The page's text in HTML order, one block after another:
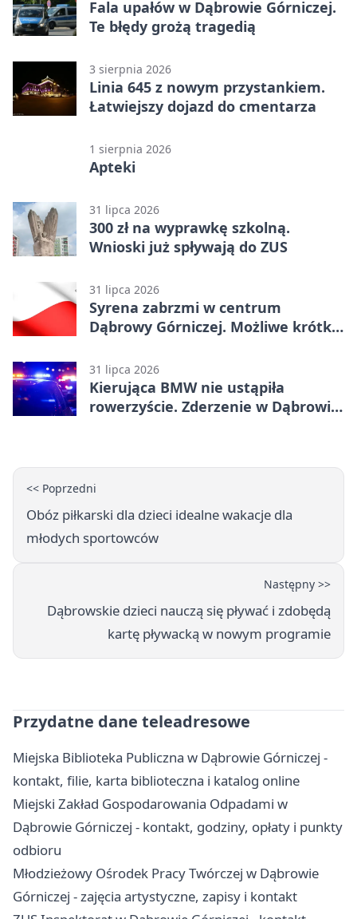
Fala upałów w Dąbrowie Górniczej.
Te błędy grożą tragedią
3 sierpnia 2026
Linia 645 z nowym przystankiem.
Łatwiejszy dojazd do cmentarza
1 sierpnia 2026
Apteki
31 lipca 2026
300 zł na wyprawkę szkolną.
Wnioski już spływają do ZUS
31 lipca 2026
Syrena zabrzmi w centrum
Dąbrowy Górniczej. Możliwe krótkie
31 lipca 2026
Kierująca BMW nie ustąpiła
rowerzyście. Zderzenie w Dąbrowie
<< Poprzedni
Obóz piłkarski dla dzieci idealne wakacje dla
młodych sportowców
Następny >>
Dąbrowskie dzieci nauczą się pływać i zdobędą
kartę pływacką w nowym programie
Przydatne dane teleadresowe
Miejska Biblioteka Publiczna w Dąbrowie Górniczej -
kontakt, filie, karta biblioteczna i katalog online
Miejski Zakład Gospodarowania Odpadami w
Dąbrowie Górniczej - kontakt, godziny, opłaty i punkty
odbioru
Młodzieżowy Ośrodek Pracy Twórczej w Dąbrowie
Górniczej - zajęcia artystyczne, zapisy i kontakt